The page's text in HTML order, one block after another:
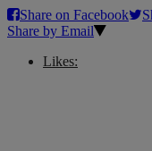
Share on Facebook
Share by Email
Likes: